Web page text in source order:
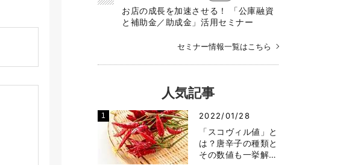
お店の成長を加速させる！ 「公庫融資
と補助金／助成金」活用セミナー
セミナー情報一覧はこちら
人気記事
2022/01/28
「スコヴィル値」と
は？唐辛子の種類と
その数値も一挙解…